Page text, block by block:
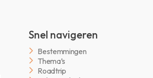
Snel navigeren
Bestemmingen
Thema’s
Roadtrip